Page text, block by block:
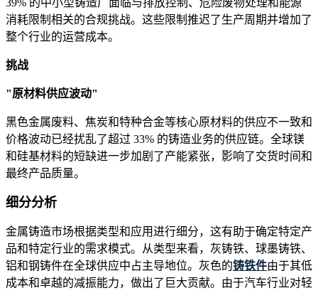
39% 的中小型铸造厂面临与排放控制、危险废物处理和能源
消耗限制相关的合规挑战。这些限制推迟了生产周期并增加了
整个行业的运营成本。
挑战
"原材料供应波动"
黑色金属废料、焦炭和特种合金等核心原材料的供应不一致和
价格波动已经扰乱了超过 33% 的铸造业务的供应链。全球镁
和硅基材料的短缺进一步加剧了产能紧张，影响了交货时间和
最终产品质量。
细分分析
金属铸造市场根据类型和应用进行细分，这有助于确定特定产
品和特定行业的需求模式。从类型来看，灰铸铁、球墨铸铁、
铝和钢铸件在全球供应中占主导地位。灰色的铸铁件由于其低
成本和卓越的减振能力，做出了巨大贡献。由于汽车行业对轻